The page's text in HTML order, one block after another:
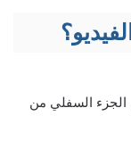
السفلي من